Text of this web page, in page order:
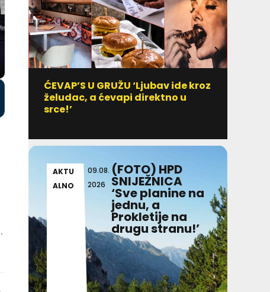
ĆEVAP’S U GRUŽU ‘Ljubav ide kroz
želudac, a ćevapi direktno u
srce!’
AKTU
ALNO
09.08.
2026
(FOTO) HPD
SNIJEŽNICA
‘Sve planine na
jednu, a
Prokletije na
drugu stranu!’